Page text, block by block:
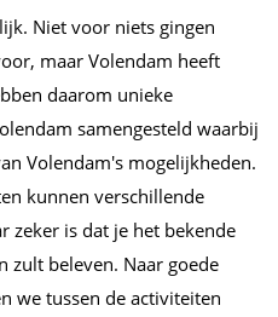
Niet voor niets gingen
maar Volendam heeft
daarom unieke
samengesteld waarbij
Volendam's mogelijkheden.
kunnen verschillende
zeker is dat je het bekende
zult beleven. Naar goede
we tussen de activiteiten